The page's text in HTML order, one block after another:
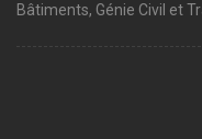
Bâtiments, Génie Civil et